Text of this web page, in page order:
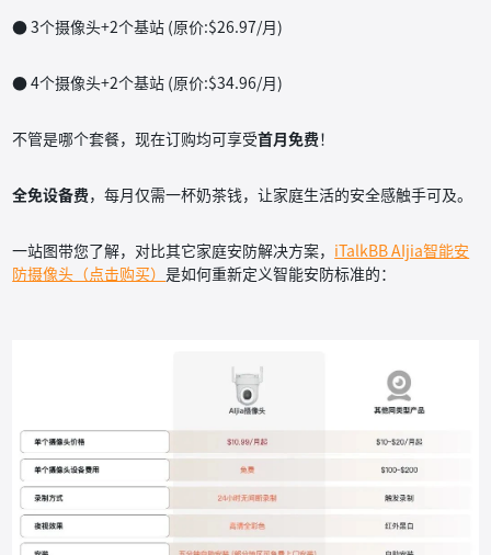
● 3个摄像头+2个基站 (原价:$26.97/月)
● 4个摄像头+2个基站 (原价:$34.96/月)
不管是哪个套餐，现在订购均可享受首月免费！
全免设备费，每月仅需一杯奶茶钱，让家庭生活的安全感触手可及。
一站图带您了解，对比其它家庭安防解决方案， iTalkBB AIjia智能安
防摄像头（点击购买）是如何重新定义智能安防标准的：